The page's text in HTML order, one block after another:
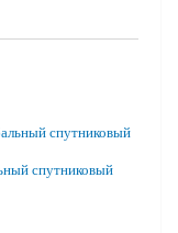
спутниковый